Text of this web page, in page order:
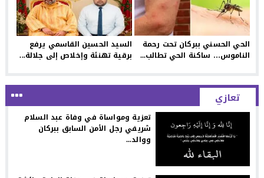
الحي الحسني ببركان تحت رحمة
الناموس… ساكنة الحي تطالب...
السيد الحسين القاسمي يرفع
برقية تهنئة وإخلاص إلى جلالة...
تعازي
تعزية ومواساة في وفاة عبد السلام
شريفي رجل الأمن السابق ببركان
ووالد...